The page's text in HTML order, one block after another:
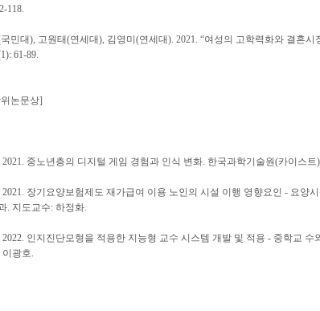
118.
민대), 고원태(연세대), 김영미(연세대). 2021. “여성의 고학력화와 결혼
61-89.
논문상]
2021. 중노년층의 디지털 게임 경험과 인식 변화. 한국과학기술원(카이스
2021. 장기요양보험제도 재가급여 이용 노인의 시설 이행 영향요인 - 요양
. 지도교수: 하정화.
2022. 인지진단모형을 적용한 지능형 교수 시스템 개발 및 적용 - 중학교
이광호.